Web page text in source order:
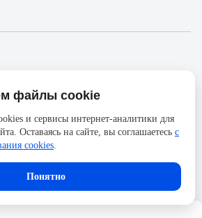
Acti 9
133
, чтобы иметь
вопросы.
и характеристики могут отличаться от реального
Компания АйДистрибьют не несёт
соответствия текущей модели товаров фотографиям,
файлы cookie
и сервисы интернет-аналитики для
Оставаясь на сайте, вы соглашаетесь с
cookies.
Понятно